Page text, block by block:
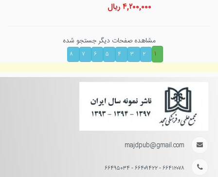
۴,۲۰۰,۰۰۰ریال
مشاهده صفحات دیگر جستجو شده
۱
۲ ۳ ۴ ۵ ۶ ۷ ۸
majdpub@gmail.com
۶۶۴۱۲۰۷۸ - ۶۶۴۰۹۴۲۲ - ۶۶۴۹۵۰۳۴